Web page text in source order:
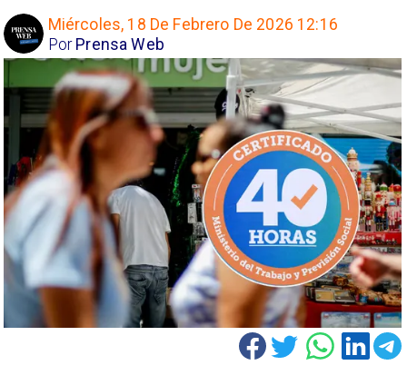
Miércoles, 18 De Febrero De 2026 12:16
Prensa Web
Por